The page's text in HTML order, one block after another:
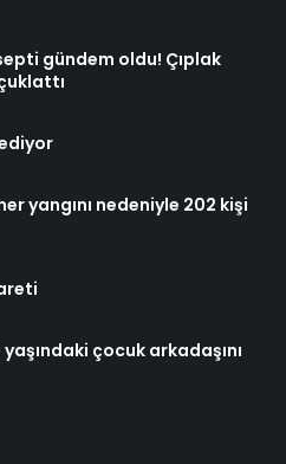
gündem oldu! Çıplak
yangını nedeniyle 202 kişi
çocuk arkadaşını